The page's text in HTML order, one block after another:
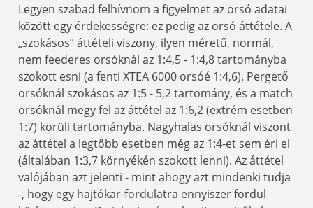
Legyen szabad felhívnom a figyelmet az orsó adatai
között egy érdekességre: ez pedig az orsó áttétele. A
„szokásos” áttételi viszony, ilyen méretű, normál,
nem feederes orsóknál az 1:4,5 - 1:4,8 tartományba
szokott esni (a fenti XTEA 6000 orsóé 1:4,6). Pergető
orsóknál szokásos az 1:5 - 5,2 tartomány, és a match
orsóknál megy fel az áttétel az 1:6,2 (extrém esetben
1:7) körüli tartományba. Nagyhalas orsóknál viszont
az áttétel a legtöbb esetben még az 1:4-et sem éri el
(általában 1:3,7 környékén szokott lenni). Az áttétel
valójában azt jelenti - mint ahogy azt mindenki tudja
-, hogy egy hajtókar-fordulatra ennyiszer fordul